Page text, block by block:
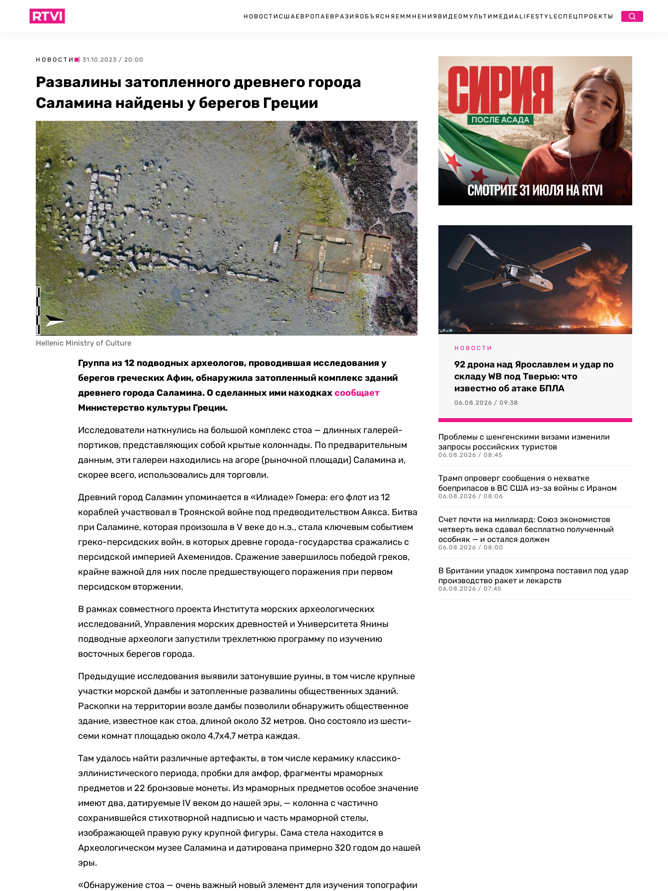
НОВОСТИ США ЕВРОПА ЕВРАЗИЯ ОБЪЯСНЯЕМ МНЕНИЯ ВИДЕО МУЛЬТИМЕДИА LIFESTYLEСПЕЦПРОЕКТЫ
НОВОСТИ | 31.10.2023 / 20:00
Развалины затопленного древнего города
Саламина найдены у берегов Греции
Hellenic Ministry of Culture
Группа из 12 подводных археологов, проводившая исследования у
берегов греческих Афин, обнаружила затопленный комплекс зданий
древнего города Саламина. О сделанных ими находкахсообщает
Министерство культуры Греции.
Исследователи наткнулись на большой комплекс стоа — длинных галерей-
портиков, представляющих собой крытые колоннады. По предварительным
данным, эти галереи находились на агоре (рыночной площади) Саламина и,
скорее всего, использовались для торговли.
Древний город Саламин упоминается в «Илиаде» Гомера: его флот из 12
кораблей участвовал в Троянской войне под предводительством Аякса. Битва
при Саламине, которая произошла в V веке до н.э., стала ключевым событием
греко-персидских войн, в которых древне города-государства сражались с
персидской империей Ахеменидов. Сражение завершилось победой греков,
крайне важной для них после предшествующего поражения при первом
персидском вторжении.
В рамках совместного проекта Института морских археологических
исследований, Управления морских древностей и Университета Янины
подводные археологи запустили трехлетнюю программу по изучению
восточных берегов города.
Предыдущие исследования выявили затонувшие руины, в том числе крупные
участки морской дамбы и затопленные развалины общественных зданий.
Раскопки на территории возле дамбы позволили обнаружить общественное
здание, известное как стоа, длиной около 32 метров. Оно состояло из шести-
семи комнат площадью около 4,7х4,7 метра каждая.
Там удалось найти различные артефакты, в том числе керамику классико-
эллинистического периода, пробки для амфор, фрагменты мраморных
предметов и 22 бронзовые монеты. Из мраморных предметов особое значение
имеют два, датируемые IV веком до нашей эры, — колонна с частично
сохранившейся стихотворной надписью и часть мраморной стелы,
изображающей правую руку крупной фигуры. Сама стела находится в
Археологическом музее Саламина и датирована примерно 320 годом до нашей
эры.
«Обнаружение стоа — очень важный новый элемент для изучения топографии
НОВОСТИ
92 дрона над Ярославлем и удар по
складу WB под Тверью: что
известно об атаке БПЛА
06.08.2026 / 09:38
Проблемы с шенгенскими визами изменили
запросы российских туристов
06.08.2026 / 08:45
Трамп опроверг сообщения о нехватке
боеприпасов в ВС США из-за войны с Ираном
06.08.2026 / 08:06
Счет почти на миллиард: Союз экономистов
четверть века сдавал бесплатно полученный
особняк — и остался должен
06.08.2026 / 08:00
В Британии упадок химпрома поставил под удар
производство ракет и лекарств
06.08.2026 / 07:45